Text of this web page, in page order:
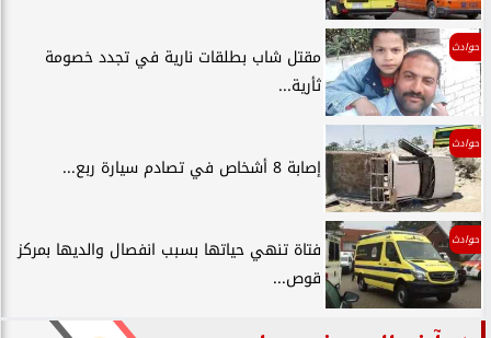
حوادث
مقتل شاب بطلقات نارية في تجدد خصومة
ثأرية...
حوادث
إصابة 8 أشخاص في تصادم سيارة ربع...
حوادث
فتاة تنهي حياتها بسبب انفصال والديها بمركز
قوص...